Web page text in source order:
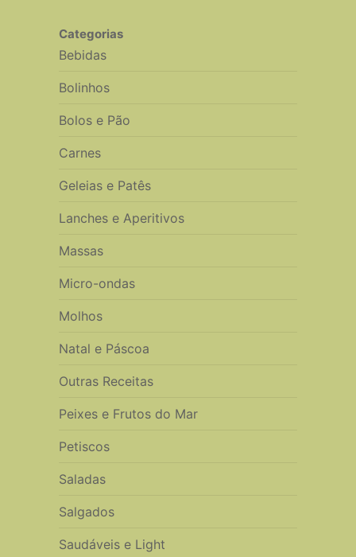
Categorias
Bebidas
Bolinhos
Bolos e Pão
Carnes
Geleias e Patês
Lanches e Aperitivos
Massas
Micro-ondas
Molhos
Natal e Páscoa
Outras Receitas
Peixes e Frutos do Mar
Petiscos
Saladas
Salgados
Saudáveis e Light